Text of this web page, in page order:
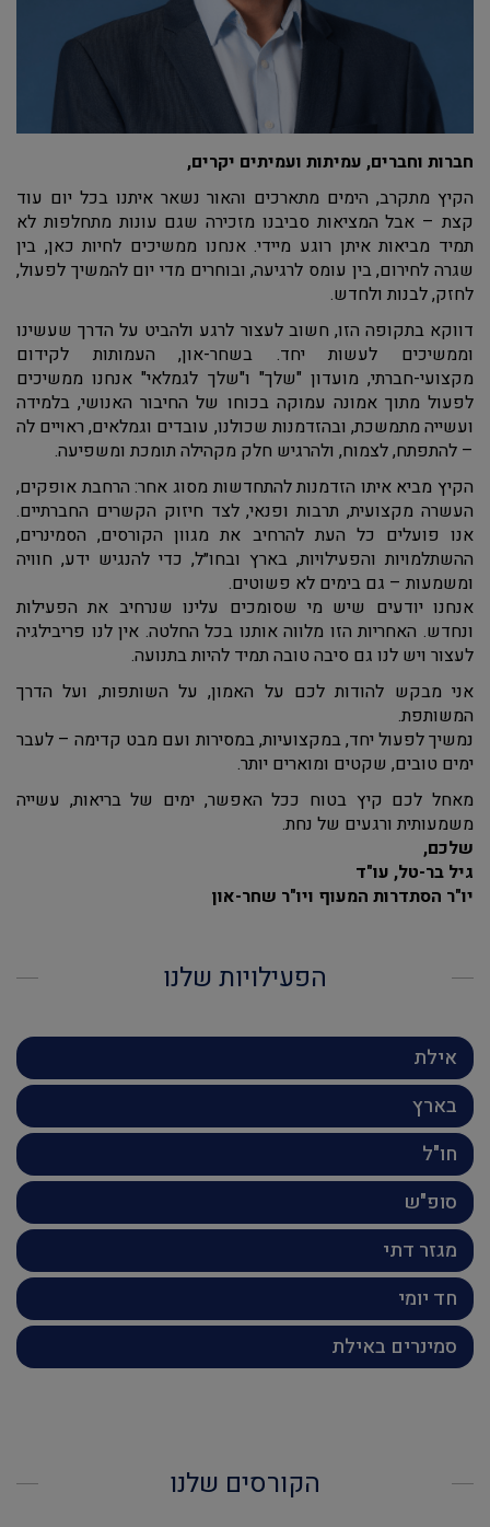
חברות וחברים, עמיתות ועמיתים יקרים,
הקיץ מתקרב, הימים מתארכים והאור נשאר איתנו בכל יום עוד
קצת – אבל המציאות סביבנו מזכירה שגם עונות מתחלפות לא
תמיד מביאות איתן רוגע מיידי. אנחנו ממשיכים לחיות כאן, בין
שגרה לחירום, בין עומס לרגיעה, ובוחרים מדי יום להמשיך לפעול,
לחזק, לבנות ולחדש.
דווקא בתקופה הזו, חשוב לעצור לרגע ולהביט על הדרך שעשינו
וממשיכים לעשות יחד. בשחר-און, העמותות לקידום
מקצועי-חברתי, מועדון "שלך" ו"שלך לגמלאי" אנחנו ממשיכים
לפעול מתוך אמונה עמוקה בכוחו של החיבור האנושי, בלמידה
ועשייה מתמשכת, ובהזדמנות שכולנו, עובדים וגמלאים, ראויים לה
– להתפתח, לצמוח, ולהרגיש חלק מקהילה תומכת ומשפיעה.
הקיץ מביא איתו הזדמנות להתחדשות מסוג אחר: הרחבת אופקים,
העשרה מקצועית, תרבות ופנאי, לצד חיזוק הקשרים החברתיים.
אנו פועלים כל העת להרחיב את מגוון הקורסים, הסמינרים,
ההשתלמויות והפעילויות, בארץ ובחו״ל, כדי להנגיש ידע, חוויה
ומשמעות – גם בימים לא פשוטים.
אנחנו יודעים שיש מי שסומכים עלינו שנרחיב את הפעילות
ונחדש. האחריות הזו מלווה אותנו בכל החלטה. אין לנו פריבילגיה
לעצור ויש לנו גם סיבה טובה תמיד להיות בתנועה.
אני מבקש להודות לכם על האמון, על השותפות, ועל הדרך
המשותפת.
נמשיך לפעול יחד, במקצועיות, במסירות ועם מבט קדימה – לעבר
ימים טובים, שקטים ומוארים יותר.
מאחל לכם קיץ בטוח ככל האפשר, ימים של בריאות, עשייה
משמעותית ורגעים של נחת.
שלכם,
גיל בר-טל, עו"ד
יו"ר הסתדרות המעוף ויו"ר שחר-און
הפעילויות שלנו
אילת
בארץ
חו"ל
סופ"ש
מגזר דתי
חד יומי
סמינרים באילת
הקורסים שלנו